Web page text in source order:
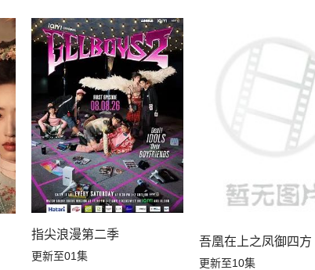
指尖浪漫第二季
更新至01集
吾凰在上之凤御四方
更新至10集